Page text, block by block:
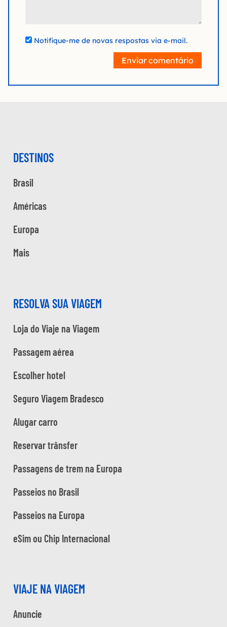
Notifique-me de novas respostas via e-mail.
Enviar comentário
DESTINOS
Brasil
Américas
Europa
Mais
RESOLVA SUA VIAGEM
Loja do Viaje na Viagem
Passagem aérea
Escolher hotel
Seguro Viagem Bradesco
Alugar carro
Reservar trânsfer
Passagens de trem na Europa
Passeios no Brasil
Passeios na Europa
eSim ou Chip Internacional
VIAJE NA VIAGEM
Anuncie